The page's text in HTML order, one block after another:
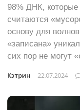
98% ДНК, которые
считаются
основу для
«записана»
сих пор не могут
Кэтрин 22.07.2024